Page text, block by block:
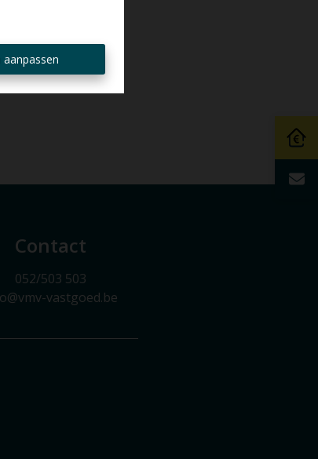
Contact
052/503 503
vastgoed.be